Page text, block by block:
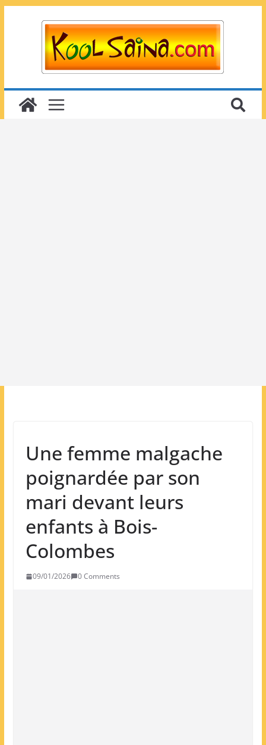
Une femme malgache
poignardée par son
mari devant leurs
enfants à Bois-
Colombes
09/01/2026 0 Comments